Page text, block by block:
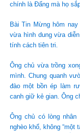
chính là Đấng mà họ
Bài Tin Mừng hôm
vừa hình dung vừa
tính cách tiên tri.
Ông chủ vừa trồng
mình. Chung quanh
đào một bồn ép làm
canh giữ kẻ gian. Ông
Ông chủ có lòng
nghèo khổ, không “một